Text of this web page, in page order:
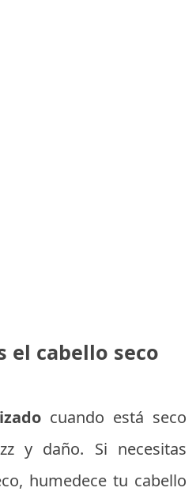
el cabello seco
cuando está seco
y daño. Si necesitas
humedece tu cabello